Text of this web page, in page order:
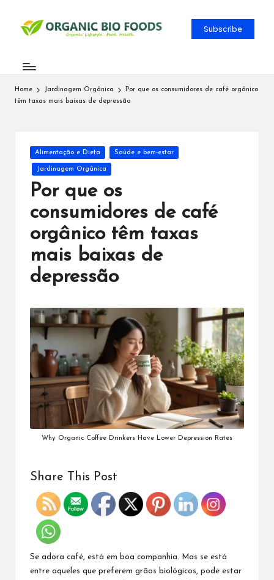
Subscribe
Home Jardinagem Orgânica
Por que os consumidores de café orgânico
têm taxas mais baixas de depressão
Alimentação e Dieta Saúde e bem-estar
Jardinagem Orgânica
Por que os
consumidores de café
orgânico têm taxas
mais baixas de
depressão
Why Organic Coffee Drinkers Have Lower Depression Rates
Share This Post
Se adora café, está em boa companhia. Mas se está
entre aqueles que preferem grãos biológicos, pode estar